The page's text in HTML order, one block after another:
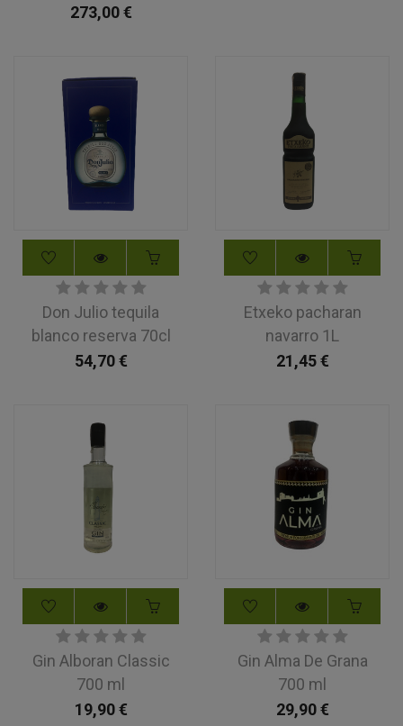
273,00€
Don Julio tequila
blanco reserva 70cl
54,70€
Etxeko pacharan
navarro 1L
21,45€
Gin Alboran Classic
700 ml
19,90€
Gin Alma De Grana
700 ml
29,90€